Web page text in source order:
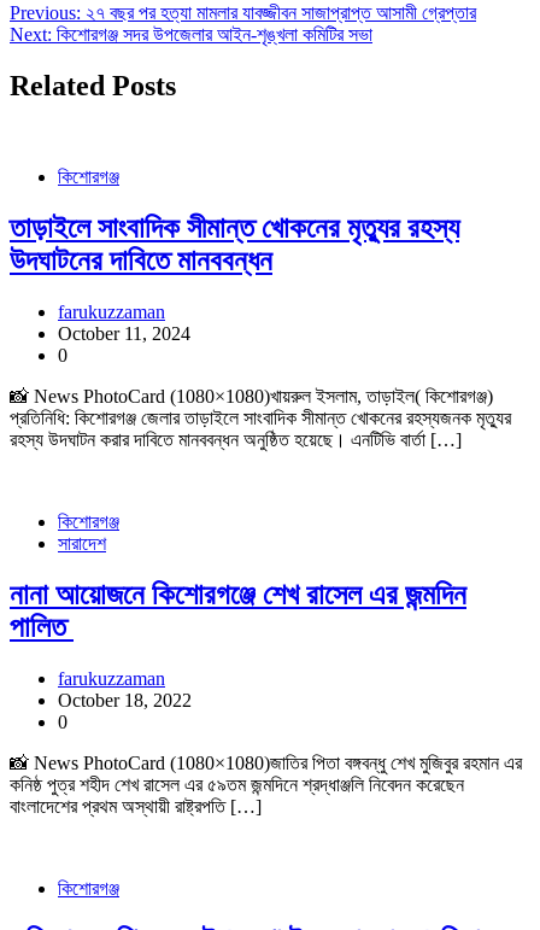
Previous: ২৭ বছর পর হত্যা মামলার যাবজ্জীবন সাজাপ্রাপ্ত আসামী গ্রেপ্তার
Next: কিশোরগঞ্জ সদর উপজেলার আইন-শৃঙ্খলা কমিটির সভা
Related Posts
কিশোরগঞ্জ
তাড়াইলে সাংবাদিক সীমান্ত খোকনের মৃত্যুর রহস্য
উদঘাটনের দাবিতে মানববন্ধন
farukuzzaman
October 11, 2024
0
📸 News PhotoCard (1080×1080)খায়রুল ইসলাম, তাড়াইল( কিশোরগঞ্জ)
প্রতিনিধি: কিশোরগঞ্জ জেলার তাড়াইলে সাংবাদিক সীমান্ত খোকনের রহস্যজনক মৃত্যুর
রহস্য উদঘাটন করার দাবিতে মানববন্ধন অনুষ্ঠিত হয়েছে। এনটিভি বার্তা […]
কিশোরগঞ্জ
সারাদেশ
নানা আয়োজনে কিশোরগঞ্জে শেখ রাসেল এর জন্মদিন
পালিত
farukuzzaman
October 18, 2022
0
📸 News PhotoCard (1080×1080)জাতির পিতা বঙ্গবন্ধু শেখ মুজিবুর রহমান এর
কনিষ্ঠ পুত্র শহীদ শেখ রাসেল এর ৫৯তম জন্মদিনে শ্রদ্ধাঞ্জলি নিবেদন করেছেন
বাংলাদেশের প্রথম অস্থায়ী রাষ্ট্রপতি […]
কিশোরগঞ্জ